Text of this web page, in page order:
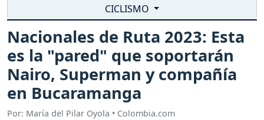
CICLISMO
Nacionales de Ruta 2023: Esta
es la "pared" que soportarán
Nairo, Superman y compañía
en Bucaramanga
Por: María del Pilar Oyola • Colombia.com